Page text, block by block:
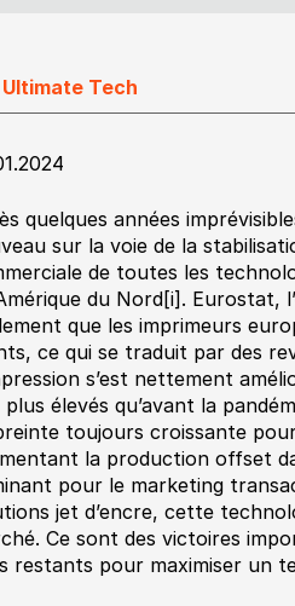
Tech
quelques années
sur la voie de la
de toutes les
du Nord[i]. Eurostat,
que les imprimeurs
ce qui se traduit par des
s’est nettement
élevés qu’avant la
toujours croissante
la production offset
pour le marketing
jet d’encre, cette
Ce sont des victoires
restants pour maximiser un